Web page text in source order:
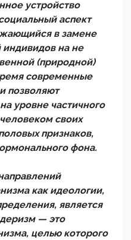
устройство
аспект
в замене
на не
(природной)
современные
позволяют
уровне частичного
своих
признаков,
фона.
как идеологии,
является
— это
целью которого